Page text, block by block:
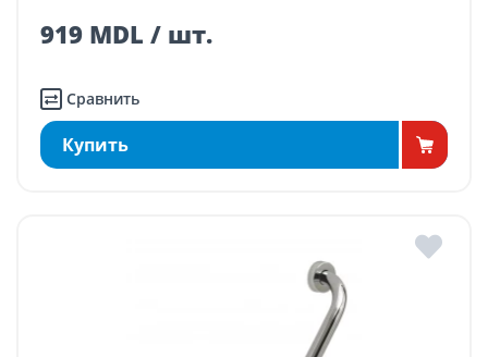
919 MDL / шт.
Сравнить
Купить